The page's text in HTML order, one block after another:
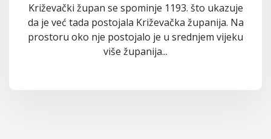
Križevački župan se spominje 1193. što ukazuje
da je već tada postojala Križevačka županija. Na
prostoru oko nje postojalo je u srednjem vijeku
više županija...